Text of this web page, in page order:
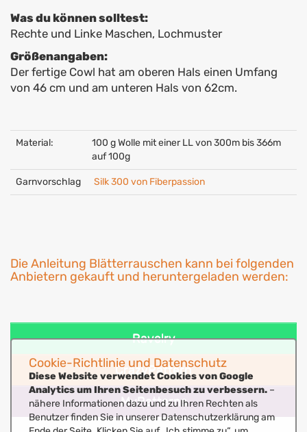
Was du können solltest:
Rechte und Linke Maschen, Lochmuster
Größenangaben:
Der fertige Cowl hat am oberen Hals einen Umfang
von 46 cm und am unteren Hals von 62cm.
Material:
100 g Wolle mit einer LL von 300m bis 366m
auf 100g
Garnvorschlag Silk 300 von Fiberpassion
Die Anleitung Blätterrauschen kann bei folgenden
Anbietern gekauft und heruntergeladen werden:
Ravelry
CrazyPattern
MyPatterns
Cookie-Richtlinie und Datenschutz
Diese Website verwendet Cookies von Google
Analytics um Ihren Seitenbesuch zu verbessern. –
nähere Informationen dazu und zu Ihren Rechten als
Benutzer finden Sie in unserer Datenschutzerklärung am